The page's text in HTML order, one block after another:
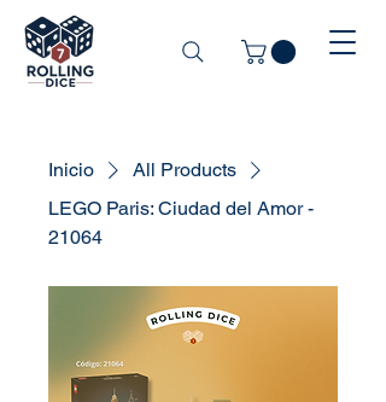
Inicio
All Products
LEGO Paris: Ciudad del Amor -
21064